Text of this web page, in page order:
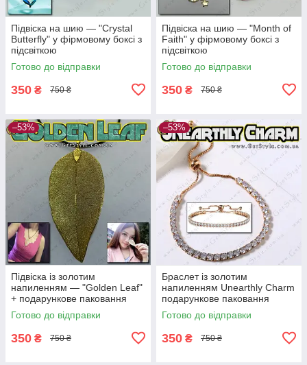
Підвіска на шию — "Crystal
Butterfly" у фірмовому боксі з
підсвіткою
Готово до відправки
350 ₴ 750 ₴
Підвіска на шию — "Month of
Faith" у фірмовому боксі з
підсвіткою
Готово до відправки
350 ₴ 750 ₴
–53%
Підвіска із золотим
напиленням — "Golden Leaf"
+ подарункове паковання
Готово до відправки
350 ₴ 750 ₴
–53%
Браслет із золотим
напиленням Unearthly Charm
подарункове паковання
Готово до відправки
350 ₴ 750 ₴